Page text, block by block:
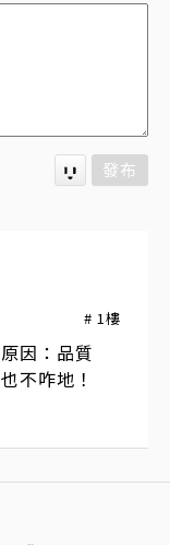
發布
# 1 樓
因：品質
不咋地！